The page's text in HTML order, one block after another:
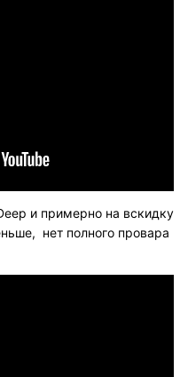
и примерно на вскидку
нет полного провара